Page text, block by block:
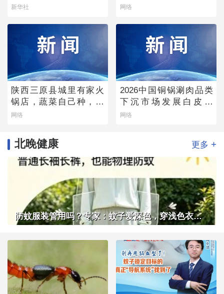
新华社
获清洁标签0级评价
网络
陕西三原县城里有家火
锅店，蔬菜自己种，羊
肉从盐池拉，毛肚当天
网络
2026中国铜锅涮肉品类
下沉市场发展白皮书
——老北京味道的县域
网络
北晚健康 更多 +
防蚊服装管用吗？专家：蚊子爱深色，穿浅色衣服不易招蚊子